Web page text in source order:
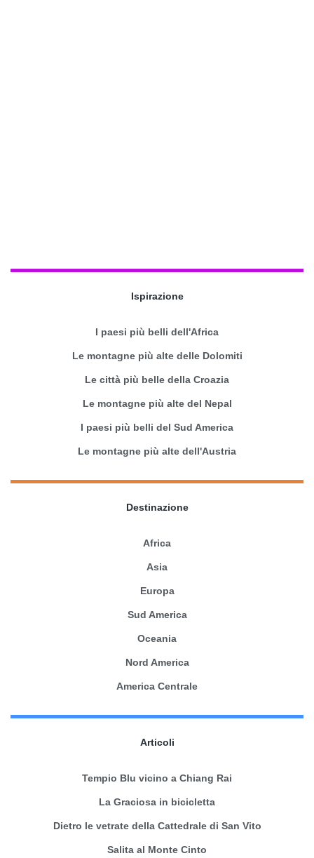
Ispirazione
I paesi più belli dell'Africa
Le montagne più alte delle Dolomiti
Le città più belle della Croazia
Le montagne più alte del Nepal
I paesi più belli del Sud America
Le montagne più alte dell'Austria
Destinazione
Africa
Asia
Europa
Sud America
Oceania
Nord America
America Centrale
Articoli
Tempio Blu vicino a Chiang Rai
La Graciosa in bicicletta
Dietro le vetrate della Cattedrale di San Vito
Salita al Monte Cinto